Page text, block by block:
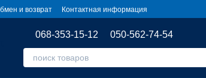
и возврат Контактная информация
068-353-15-12 050-562-74-54